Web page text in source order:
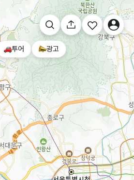
투어 광고